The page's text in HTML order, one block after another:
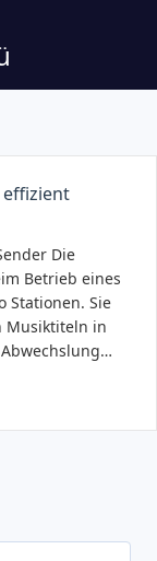
Die
Betrieb eines
Stationen. Sie
Musiktiteln in